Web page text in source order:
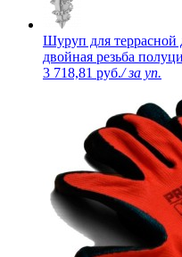
Шуруп для террасной
двойная резьба
3 718,81 руб./ за уп.